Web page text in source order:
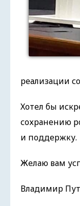
реализации
Хотел бы
сохранению
и поддержку.
Желаю вам
Владимир